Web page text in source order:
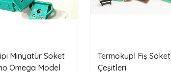
Minyatür Soket
Omega Model
Termokupl Fiş Soket
Çeşitleri